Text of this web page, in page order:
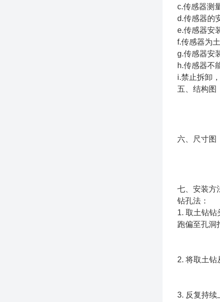
c.传感器测
d.传感器的
e.传感器安
f.传感器为
g.传感器安
h.传感器不
i.禁止拆卸
五、结构图
六、尺寸图
七、安装方
钻孔法：
1. 取土钻
跑偏至孔洞
2. 将取土
3. 反复持续